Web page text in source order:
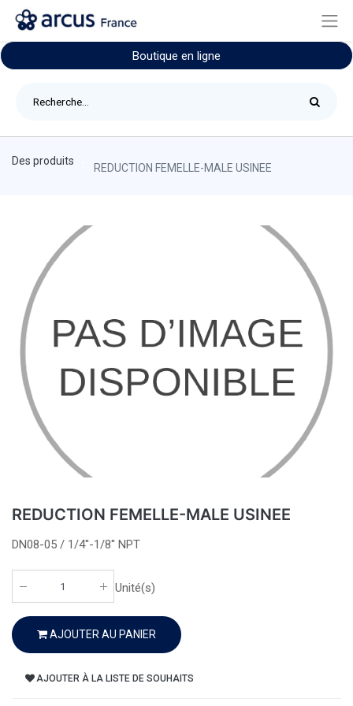
Boutique en ligne
Des produits
REDUCTION FEMELLE-MALE USINEE
REDUCTION FEMELLE-MALE USINEE
DN08-05 / 1/4''-1/8'' NPT
Unité(s)
AJOUTER AU PANIER
AJOUTER À LA LISTE DE SOUHAITS